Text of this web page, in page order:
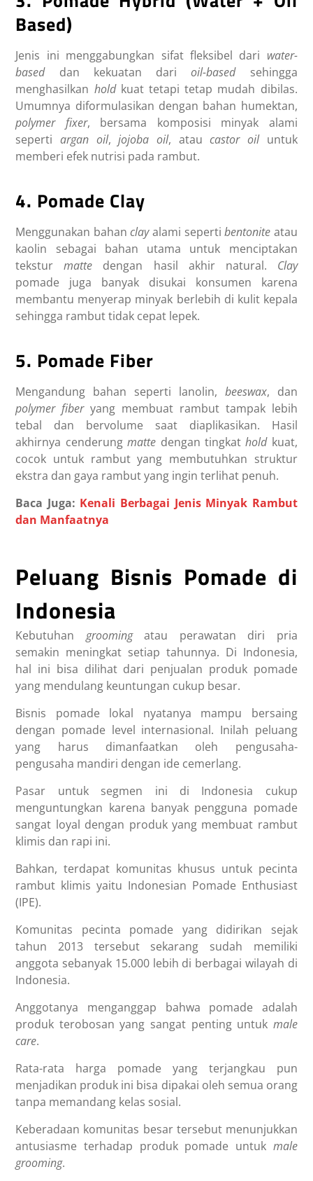
Based)
Jenis ini menggabungkan sifat fleksibel dari water-
baseddan kekuatan darioil-basedsehingga
menghasilkan holdkuat tetapi tetap mudah dibilas.
Umumnya diformulasikan dengan bahan humektan,
polymer fixer, bersama komposisi minyak alami
sepertiargan oil,jojoba oil, ataucastor oiluntuk
memberi efek nutrisi pada rambut.
4. Pomade Clay
Menggunakan bahan clayalami seperti bentonite atau
kaolin sebagai bahan utama untuk menciptakan
teksturmatte dengan hasil akhir natural. Clay
pomade juga banyak disukai konsumen karena
membantu menyerap minyak berlebih di kulit kepala
sehingga rambut tidak cepat lepek.
5. Pomade Fiber
Mengandung bahan seperti lanolin, beeswax, dan
polymer fiberyang membuat rambut tampak lebih
tebal dan bervolume saat diaplikasikan. Hasil
akhirnya cenderungmatte dengan tingkatholdkuat,
cocok untuk rambut yang membutuhkan struktur
ekstra dan gaya rambut yang ingin terlihat penuh.
Baca Juga: Kenali Berbagai Jenis Minyak Rambut
dan Manfaatnya
Peluang Bisnis Pomade di
Indonesia
Kebutuhan groomingatau perawatan diri pria
semakin meningkat setiap tahunnya. Di Indonesia,
hal ini bisa dilihat dari penjualan produk pomade
yang mendulang keuntungan cukup besar.
Bisnis pomade lokal nyatanya mampu bersaing
dengan pomade level internasional. Inilah peluang
yang harus dimanfaatkan oleh pengusaha-
pengusaha mandiri dengan ide cemerlang.
Pasar untuk segmen ini di Indonesia cukup
menguntungkan karena banyak pengguna pomade
sangat loyal dengan produk yang membuat rambut
klimis dan rapi ini.
Bahkan, terdapat komunitas khusus untuk pecinta
rambut klimis yaitu Indonesian Pomade Enthusiast
(IPE).
Komunitas pecinta pomade yang didirikan sejak
tahun 2013 tersebut sekarang sudah memiliki
anggota sebanyak 15.000 lebih di berbagai wilayah di
Indonesia.
Anggotanya menganggap bahwa pomade adalah
produk terobosan yang sangat penting untuk male
care.
Rata-rata harga pomade yang terjangkau pun
menjadikan produk ini bisa dipakai oleh semua orang
tanpa memandang kelas sosial.
Keberadaan komunitas besar tersebut menunjukkan
antusiasme terhadap produk pomade untuk male
grooming.